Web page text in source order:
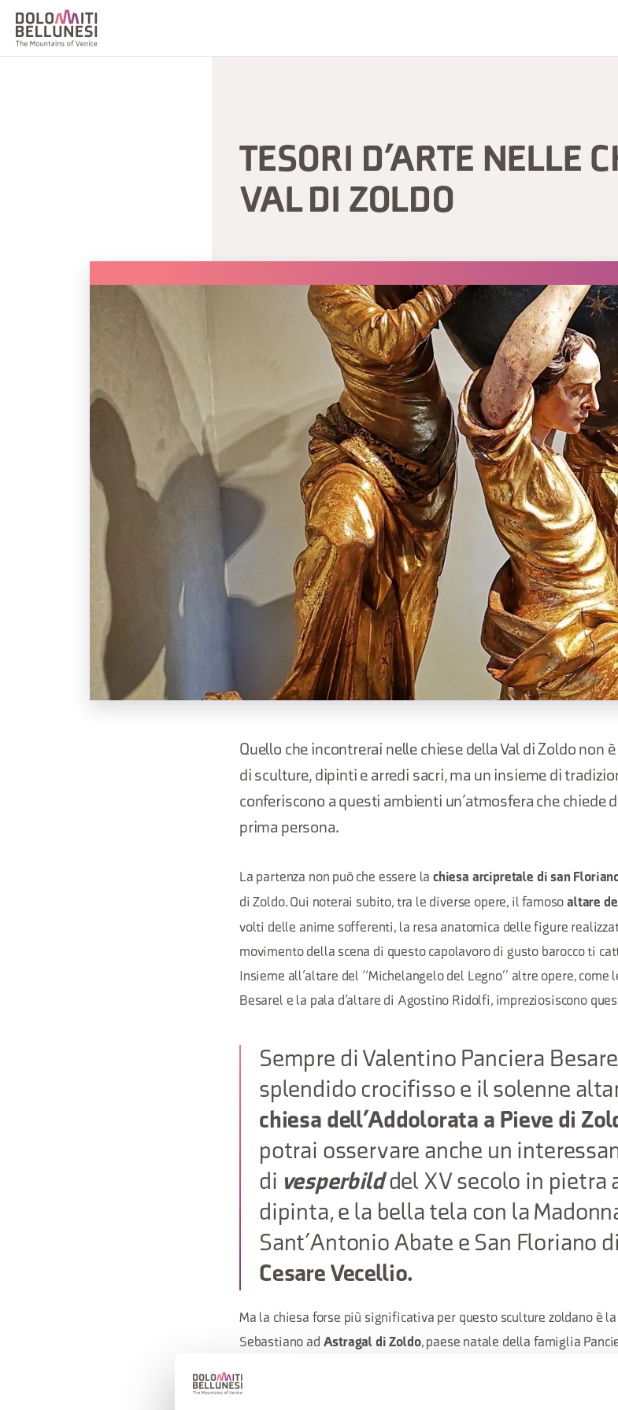
TESORI D’ARTE NELLE
VAL DI ZOLDO
Quello che incontrerai nelle chiese della Val di Zoldo non
di sculture, dipinti e arredi sacri, ma un insieme di
conferiscono a questi ambienti un’atmosfera che chiede
prima persona.
La partenza non può che essere la chiesa arcipretale di san
di Zoldo. Qui noterai subito, tra le diverse opere, il famosoaltare
volti delle anime sofferenti, la resa anatomica delle figure
movimento della scena di questo capolavoro di gusto barocco ti
Insieme all’altare del “Michelangelo del Legno” altre opere, come
Besarel e la pala d’altare di Agostino Ridolfi, impreziosiscono
Sempre di Valentino Panciera
splendido crocifisso e il solenne
chiesa dell’Addolorata a Pieve di
potrai osservare anche un
di vesperbilddel XV secolo in pietra
dipinta, e la bella tela con la
Sant’Antonio Abate e San Floriano
Cesare Vecellio.
Ma la chiesa forse più significativa per questo sculture zoldano è
Sebastiano ad Astragal di Zoldo, paese natale della famiglia
piccola urna contiene quelle tue dita o Besarel che l’arte